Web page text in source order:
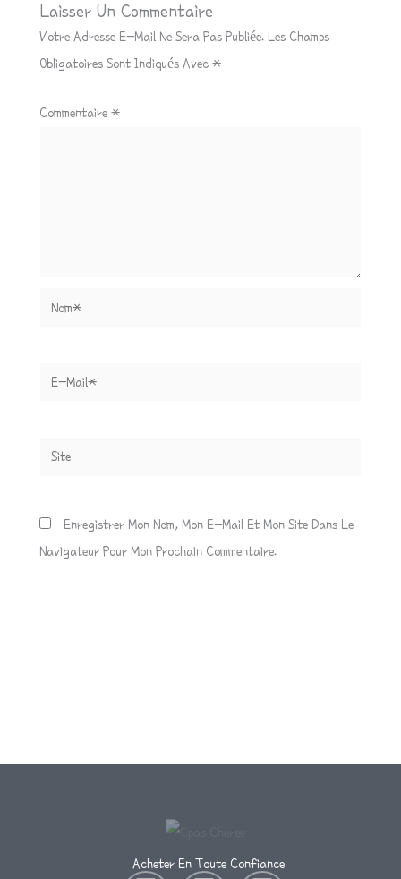
Laisser Un Commentaire
Votre Adresse E-Mail Ne Sera Pas Publiée. Les Champs
Obligatoires Sont Indiqués Avec *
Commentaire *
Nom*
E-
Site
Enregistrer Mon Nom, Mon E-Mail Et Mon Site Dans Le
Navigateur Pour Mon Prochain Commentaire.
Acheter En Toute Confiance